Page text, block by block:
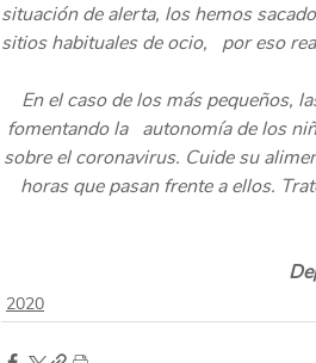
situación de alerta, los hemos
sitios habituales de ocio,   por eso
En el caso de los más pequeños,
fomentando la   autonomía de los
sobre el coronavirus. Cuide su
horas que pasan frente a ellos.
2020